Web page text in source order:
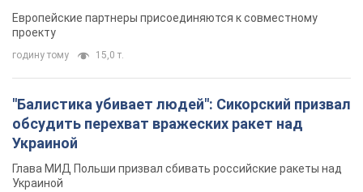
Видео
Европейские партнеры присоединяются к совместному
проекту
годину тому 15,0 т.
"Балистика убивает людей": Сикорский призвал
обсудить перехват вражеских ракет над
Украиной
Глава МИД Польши призвал сбивать российские ракеты над
Украиной